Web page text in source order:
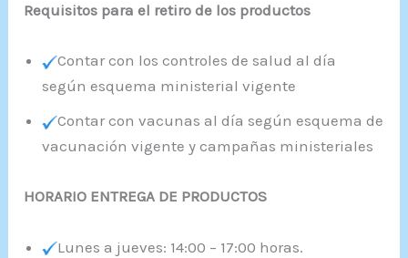
Requisitos para el retiro de los productos
Contar con los controles de salud al día
según esquema ministerial vigente
Contar con vacunas al día según esquema de
vacunación vigente y campañas ministeriales
HORARIO ENTREGA DE PRODUCTOS
Lunes a jueves: 14:00 – 17:00 horas.